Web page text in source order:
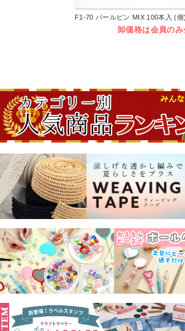
F1-70 パールピン MIX 100本入 (個)
卸価格は会員のみ